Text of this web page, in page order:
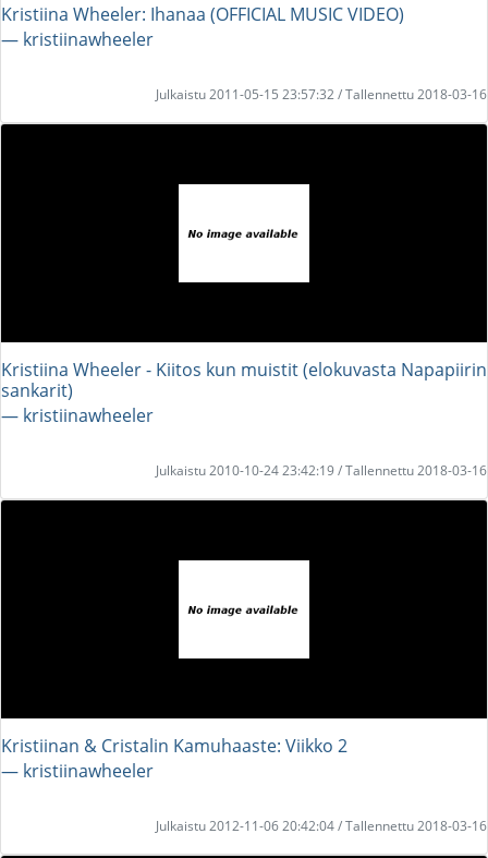
Kristiina Wheeler: Ihanaa (OFFICIAL MUSIC VIDEO)
― kristiinawheeler
Julkaistu 2011-05-15 23:57:32 / Tallennettu 2018-03-16
Kristiina Wheeler - Kiitos kun muistit (elokuvasta Napapiirin
sankarit)
― kristiinawheeler
Julkaistu 2010-10-24 23:42:19 / Tallennettu 2018-03-16
Kristiinan & Cristalin Kamuhaaste: Viikko 2
― kristiinawheeler
Julkaistu 2012-11-06 20:42:04 / Tallennettu 2018-03-16